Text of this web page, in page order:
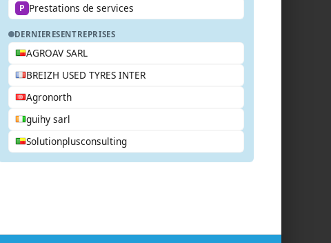
P Prestations de services
DERNIERESENTREPRISES
AGROAV SARL
BREIZH USED TYRES INTER
Agronorth
guihy sarl
Solutionplusconsulting